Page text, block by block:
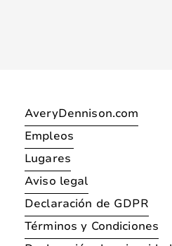
AveryDennison.com
Empleos
Lugares
Aviso legal
Declaración de GDPR
Términos y Condiciones